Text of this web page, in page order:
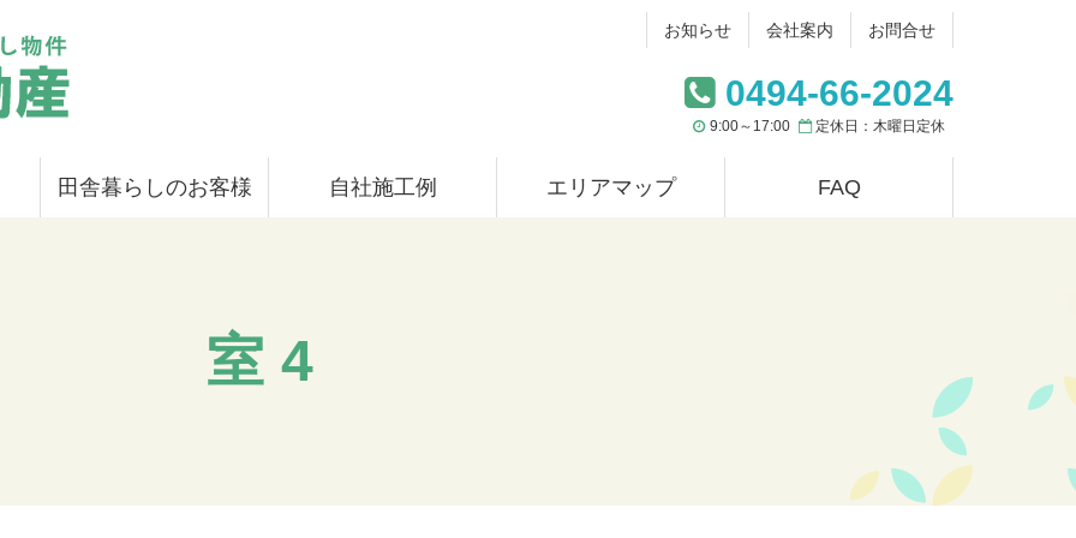
0494-66-2024
9:00～17:00 定休日：木曜日定休
お知らせ 会社案内 お問合せ
田舎暮らしのお客様 自社施工例 エリアマップ FAQ
室4